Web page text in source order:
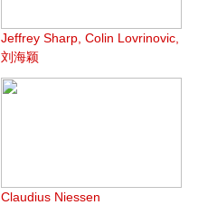
Jeffrey Sharp, Colin Lovrinovic,
刘海颖
Claudius Niessen